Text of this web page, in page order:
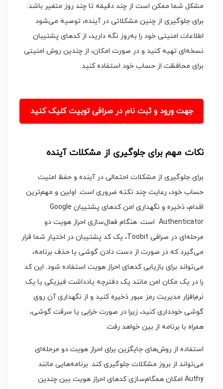
مشکل شما ممکن است از چند دقیقه تا چند روز متغیر باشد.
برای جلوگیری از چنین مشکلاتی در آینده، توصیه می‌شود
اطلاعات امنیتی خود را به‌روز نگه دارید، از کدهای پشتیبان
نسخه‌ای تهیه کنید و در صورت امکان، از چندین روش امنیتی
برای محافظت از حساب خود استفاده کنید.
جهت ورود و ثبت نام در صرافی توبیت کلیک کنید
نکات مهم برای جلوگیری از مشکلات آینده
برای جلوگیری از مشکلات احتمالی در آینده و حفظ امنیت
حساب خود، رعایت چند نکته ضروری است. اولین و مهم‌ترین
اقدام، ذخیره و نگهداری امن کدهای پشتیبان Google
Authenticator است. هنگام فعال‌سازی احراز هویت دو
مرحله‌ای در صرافی Toobit، یک کد پشتیبان در اختیار شما قرار
می‌گیرد که در صورت از دست دادن گوشی یا حذف برنامه،
می‌تواند برای بازیابی کدهای احراز هویت استفاده شود. این کد
را در یک مکان امن مانند یک دفترچه یادداشت فیزیکی یا یک
نرم‌افزار مدیریت رمز عبور ذخیره کنید و از نگهداری آن روی
گوشی خودداری کنید، زیرا در صورت خرابی یا سرقت گوشی،
همراه با برنامه از بین خواهد رفت.
استفاده از روش‌های جایگزین برای احراز هویت دو مرحله‌ای
می‌تواند از بروز مشکلات جلوگیری کند. برنامه‌هایی مانند
Authy امکان همگام‌سازی کدهای احراز هویت بین چندین